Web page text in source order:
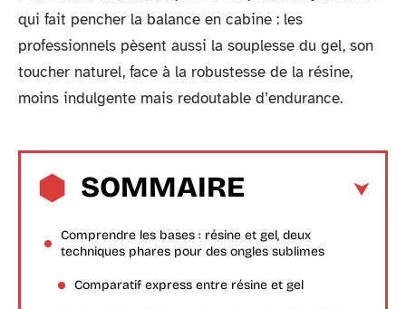
qui fait pencher la balance en cabine : les
professionnels pèsent aussi la souplesse du gel, son
toucher naturel, face à la robustesse de la résine,
moins indulgente mais redoutable d’endurance.
SOMMAIRE
Comprendre les bases : résine et gel, deux
techniques phares pour des ongles sublimes
Comparatif express entre résine et gel